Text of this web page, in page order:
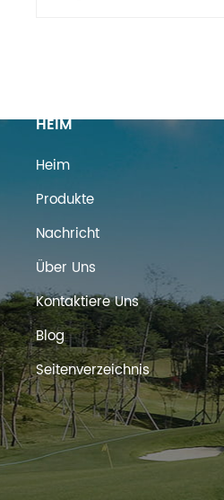
HEIM
Heim
Produkte
Nachricht
Über Uns
Kontaktiere Uns
Blog
Seitenverzeichnis